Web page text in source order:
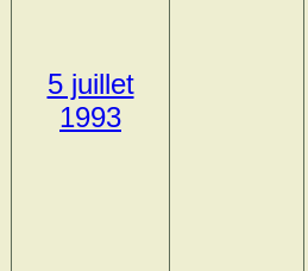
5 juillet
1993